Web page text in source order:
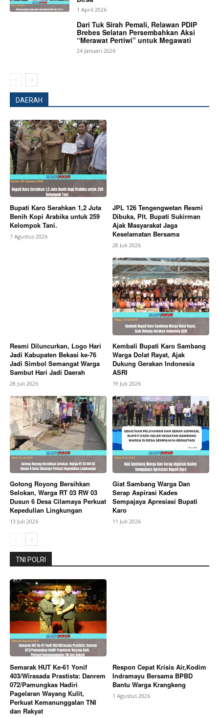
Magazine PRO
SUBSCRIBE NOW
Company
About
Contact us
Subscription Plans
Ketua Umum IWO Indonesia Surati
Hotman Paris, Respons Pernyataan Kontroversial
1 April 2026
Dari Tuk Sirah Pemali, Relawan PDIP
Brebes Selatan Persembahkan Aksi
“Merawat Pertiwi” untuk Megawati
24 Januari 2026
DAERAH
Bupati Karo Serahkan 1,2 Juta
Benih Kopi Arabika untuk 259
Kelompok Tani.
7 Agustus 2026
JPL 126 Tengengwetan Resmi
Dibuka, Plt. Bupati Sukirman
Ajak Masyarakat Jaga
Keselamatan Bersama
28 Juli 2026
Resmi Diluncurkan, Logo Hari
Jadi Kabupaten Bekasi ke-76
Jadi Simbol Semangat Warga
Sambut Hari Jadi Daerah
28 Juli 2026
Kembali Bupati Karo Sambang
Warga Dolat Rayat, Ajak
Dukung Gerakan Indonesia
ASRI
19 Juli 2026
Gotong Royong Bersihkan
Selokan, Warga RT 03 RW 03
Dusun 6 Desa Cilamaya Perkuat
Kepedulian Lingkungan
13 Juli 2026
Giat Sambang Warga Dan
Serap Aspirasi Kades
Sempajaya Apresiasi Bupati
Karo
11 Juli 2026
TNI POLRI
Semarak HUT Ke-61 Yonif
403/Wirasada Prastista: Danrem
072/Pamungkas Hadiri
Pagelaran Wayang Kulit,
Perkuat Kemanunggalan TNI
dan Rakyat
Respon Cepat Krisis Air,Kodim
Indramayu Bersama BPBD
Bantu Warga Krangkeng
1 Agustus 2026